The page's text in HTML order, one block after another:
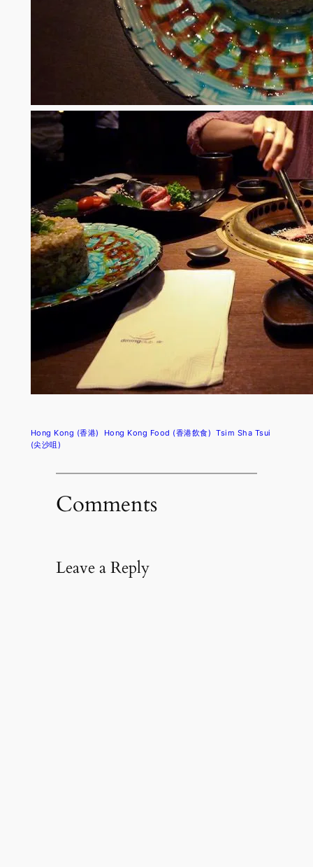
Hong Kong (香港) Hong Kong Food (香港飲食) Tsim Sha Tsui
(尖沙咀)
Comments
Leave a Reply